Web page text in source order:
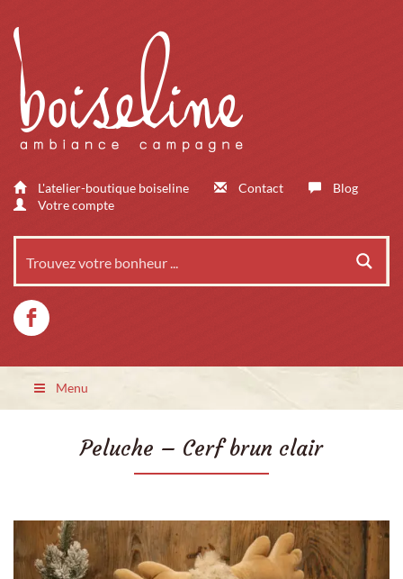
L'atelier-boutique boiseline Contact
Blog
Votre compte
Menu
Peluche – Cerf brun clair